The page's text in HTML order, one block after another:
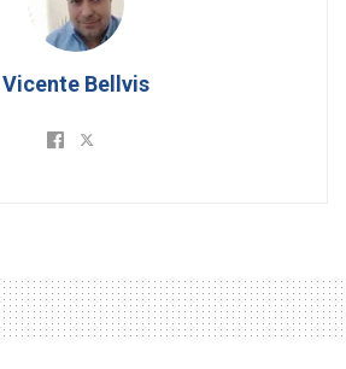
Vicente Bellvis